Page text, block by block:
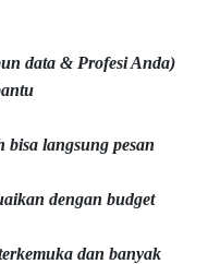
data & Profesi Anda)
bisa langsung pesan
dengan budget
dan banyak